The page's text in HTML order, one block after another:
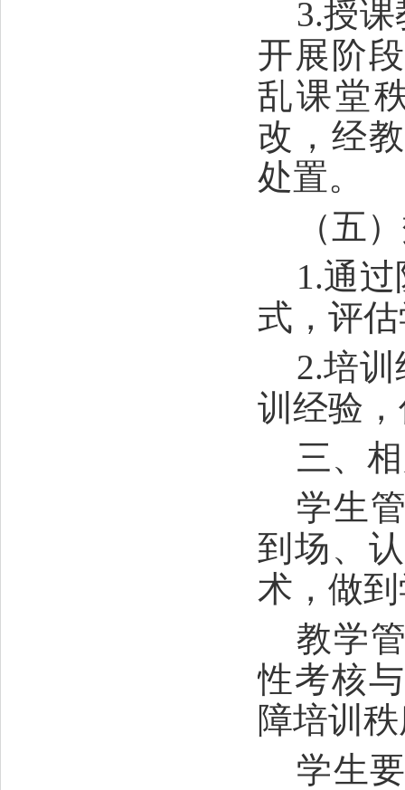
3.授
开展阶
乱课堂
改，经
处置。
（五
1.通
式，评
2.培
训经验
三、
学生
到场、
术，做
教学
性考核
障培训
学生